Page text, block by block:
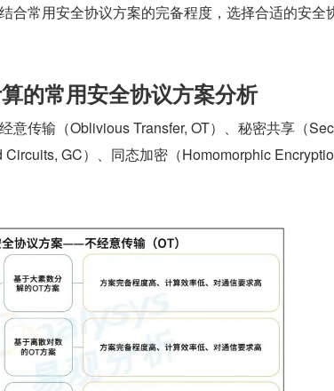
合常用安全协议方案的完备程度，选择合适的安全
的常用安全协议方案分析
意传输（Oblivious Transfer, OT）、秘密共享（
GC）、同态加密（Homomorphic